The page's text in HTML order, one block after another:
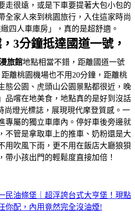
走很遠，或是下車要提著大包小包的
全家人來到桃園旅行，入住這家時尚
緻四人車庫房」，真的是超舒適。
3分鐘抵達國道一號，
旅館地點相當不錯，距離國道一號
離桃園機場也不用20分鐘，距離桃
態公園、虎頭山公園景點都很近，晚
品嚐在地美食，地點真的是好到沒話
尚燈光標誌，展現現代摩登質感。一
專屬的獨立車庫內。停好車後旁邊就
不管是拿取車上的推車、奶粉還是大
用吹風下雨，更不用在飯店大廳狼狽
帶小孩出門的輕鬆度直接加倍！
民油條堡｜超浮誇台式大亨堡！現點
你配，內用竟然完全沒油煙!